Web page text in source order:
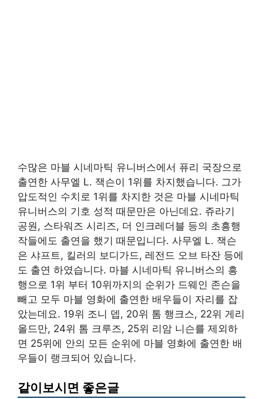
수많은 마블 시네마틱 유니버스에서 퓨리 국장으로
출연한 사무엘 L. 잭슨이 1위를 차지했습니다. 그가
압도적인 수치로 1위를 차지한 것은 마블 시네마틱
유니버스의 기호 성적 때문만은 아닌데요. 쥬라기
공원, 스타워즈 시리즈, 더 인크레더블 등의 초흥행
작들에도 출연을 했기 때문입니다. 사무엘 L. 잭슨
은 샤프트, 킬러의 보디가드, 레전드 오브 타잔 등에
도 출연 하였습니다. 마블 시네마틱 유니버스의 흥
행으로 1위 부터 10위까지의 순위가 드웨인 존슨을
빼고 모두 마블 영화에 출연한 배우들이 자리를 잡
았는데요. 19위 조니 뎁, 20위 톰 행크스, 22위 게리
올드만, 24위 톰 크루즈, 25위 리암 니슨를 제외하
면 25위에 안의 모든 순위에 마블 영화에 출연한 배
우들이 랭크되어 있습니다.
같이보시면 좋은글